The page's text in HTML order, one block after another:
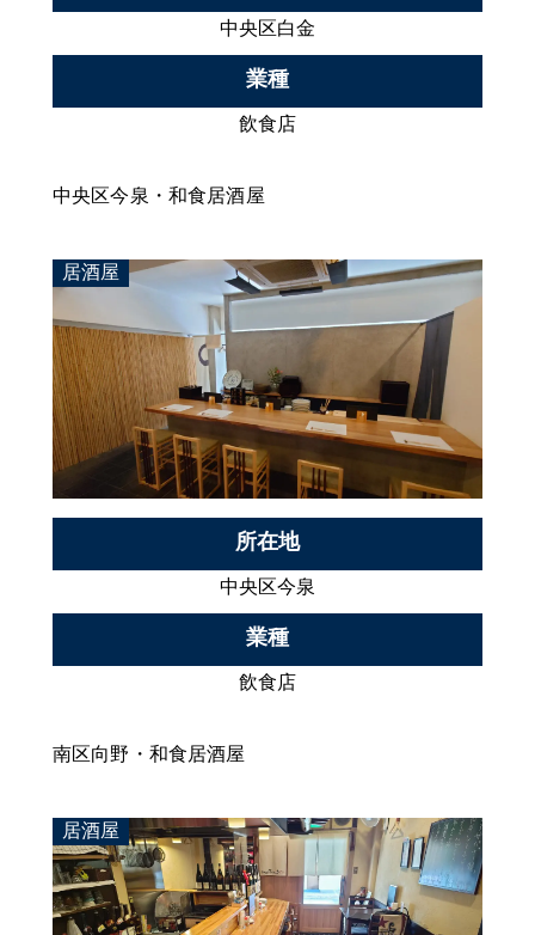
中央区白金
業種
飲食店
中央区今泉・和食居酒屋
居酒屋
所在地
中央区今泉
業種
飲食店
南区向野・和食居酒屋
居酒屋